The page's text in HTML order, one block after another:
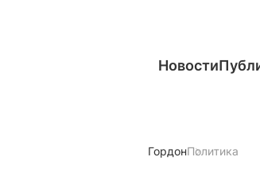
Новости
ГордонПолитика